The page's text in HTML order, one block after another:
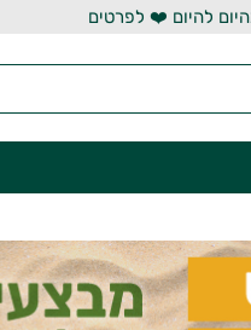
להיום ❤️ לפרטים